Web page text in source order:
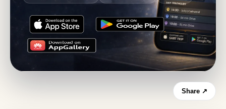
Share ↗